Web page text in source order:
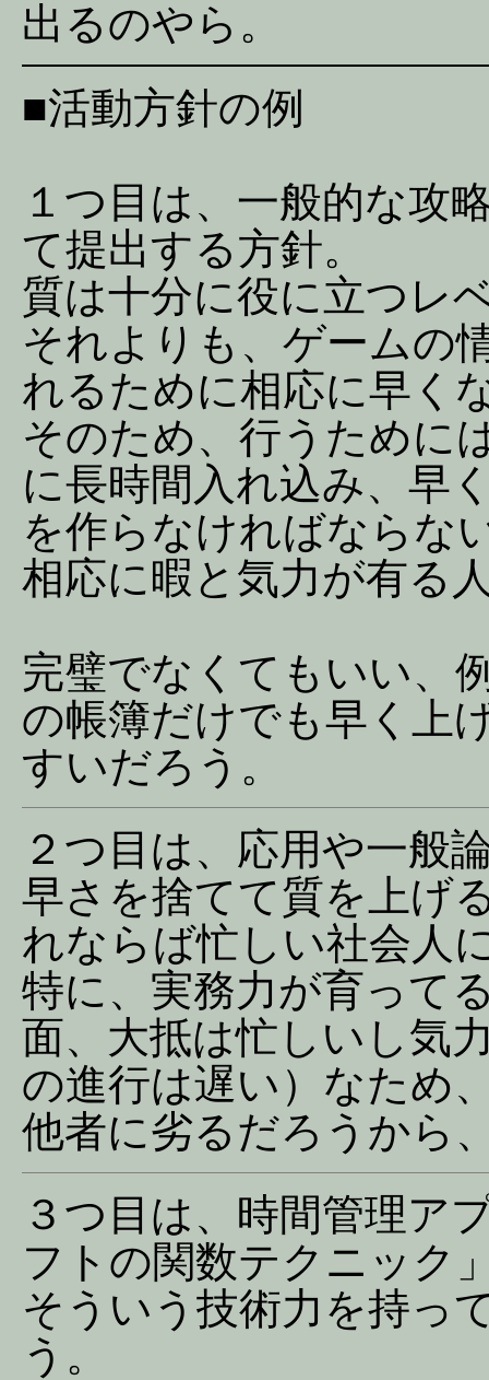
出るのやら。
■活動方針の例
１つ目は、一般的な攻
て提出する方針。
質は十分に役に立つレ
それよりも、ゲームの
れるために相応に早く
そのため、行うために
に長時間入れ込み、早
を作らなければならな
相応に暇と気力が有る
完璧でなくてもいい、
の帳簿だけでも早く上
すいだろう。
２つ目は、応用や一般
早さを捨てて質を上げ
れならば忙しい社会人
特に、実務力が育って
面、大抵は忙しいし気
の進行は遅い）なため
他者に劣るだろうから
３つ目は、時間管理ア
フトの関数テクニック
そういう技術力を持っ
う。